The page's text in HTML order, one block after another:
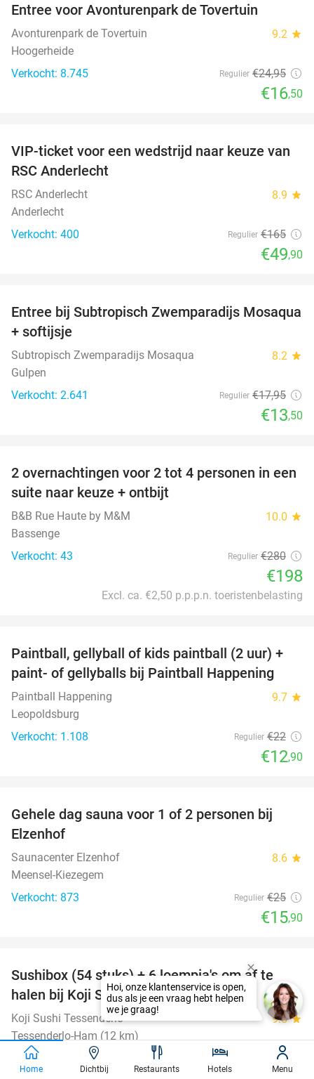
Entree voor Avonturenpark de Tovertuin
Avonturenpark de Tovertuin 9.2 star
Hoogerheide
Verkocht: 8.745
Regulier €24,95
€16,50
70%
OUT
VIP-ticket voor een wedstrijd naar keuze van
RSC Anderlecht
RSC Anderlecht 8.9 star
Anderlecht
Verkocht: 400
Regulier €165
€49,90
25%
Entree bij Subtropisch Zwemparadijs Mosaqua
+ softijsje
Subtropisch Zwemparadijs Mosaqua 8.2 star
Gulpen
Verkocht: 2.641
Regulier €17,95
€13,50
29%
2 overnachtingen voor 2 tot 4 personen in een
suite naar keuze + ontbijt
B&B Rue Haute by M&M 10.0 star
Bassenge
Verkocht: 43
Regulier €280
€198
Excl. ca. €2,50 p.p.p.n. toeristenbelasting
41%
Paintball, gellyball of kids paintball (2 uur) +
paint- of gellyballs bij Paintball Happening
Paintball Happening 9.7 star
Leopoldsburg
Verkocht: 1.108
Regulier €22
€12,90
36%
Gehele dag sauna voor 1 of 2 personen bij
Elzenhof
Saunacenter Elzenhof 8.6 star
Meensel-Kiezegem
Verkocht: 873
Regulier €25
€15,90
47%
Sushibox (54 stuks) + 6 loempia's om af te
halen bij Koji Sushi
Koji Sushi Tessenderlo 9.8star
Tessenderlo-Ham (12 km)
Verkocht: 618
Regulier ,50
Home Dichtbij Restaurants Hotels Menu